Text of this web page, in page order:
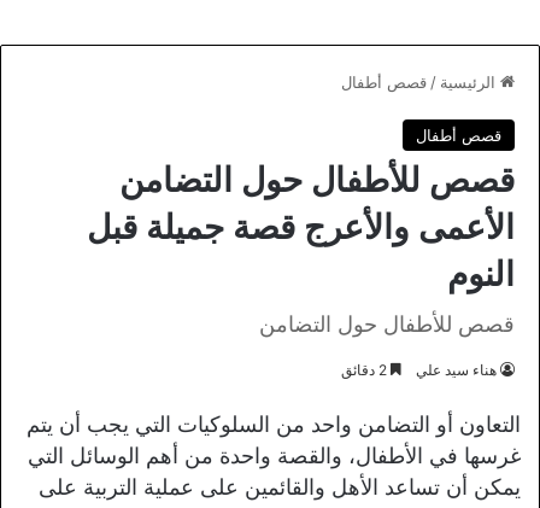
الرئيسية / قصص أطفال
قصص أطفال
قصص للأطفال حول التضامن
الأعمى والأعرج قصة جميلة قبل
النوم
قصص للأطفال حول التضامن
هناء سيد علي
التعاون أو التضامن واحد من السلوكيات التي يجب أن يتم
غرسها في الأطفال، والقصة واحدة من أهم الوسائل التي
يمكن أن تساعد الأهل والقائمين على عملية التربية على